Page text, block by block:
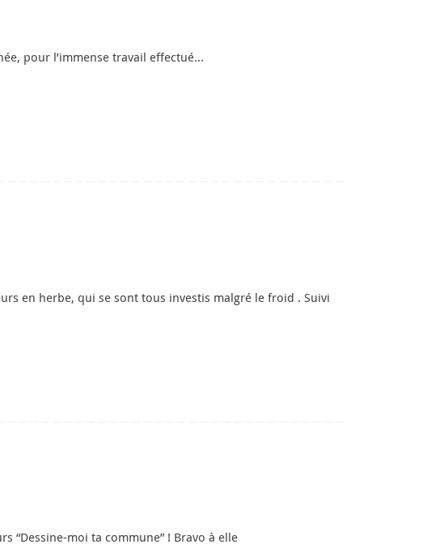
pour l’immense travail effectué…
en herbe, qui se sont tous investis malgré le froid . Suivi
“Dessine-moi ta commune” ! Bravo à elle